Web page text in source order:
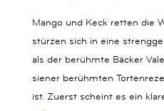
Mango und Keck retten die
stürzen sich in eine
als der berühmte Bäcker
siener berühmten
ist. Zuerst scheint es ein